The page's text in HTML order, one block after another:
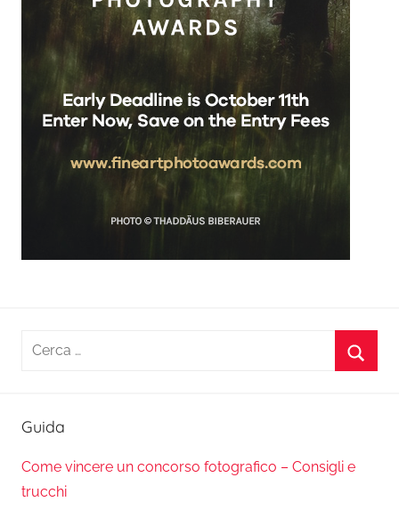
Ricerca
Guida
Come vincere un concorso fotografico – Consigli e
trucchi